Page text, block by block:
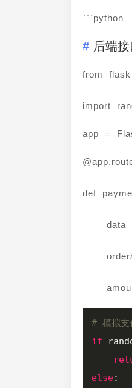
```python
后端
from
import
app =
def
    order
# 模拟支
if
else: